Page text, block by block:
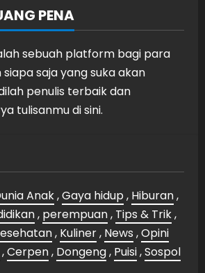
PENA
sebuah platform bagi para
saja yang suka akan
penulis terbaik dan
tulisanmu di sini.
Anak,Gaya hidup , Hiburan,
, perempuan, Tips & Trik,
, Kuliner, News ,Opini
,Cerpen, Dongeng, Puisi,Sospol